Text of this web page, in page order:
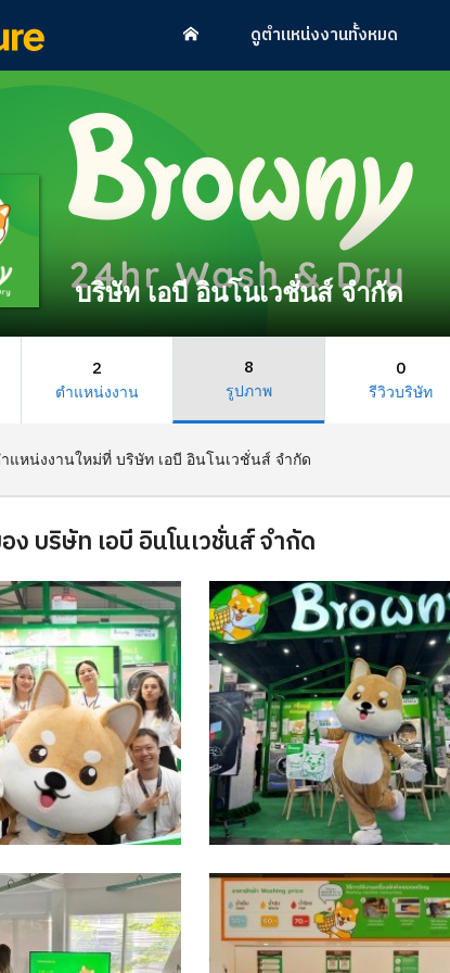
ดูตำแหน่งงานทั้งหมด
บริษัท เอบี อินโนเวชั่นส์ จำกัด
2
ตำแหน่งงาน
8
รูปภาพ
0
รีวิวบริษัท
แหน่งงานใหม่ที่ บริษัท เอบี อินโนเวชั่นส์ จำกัด
ง บริษัท เอบี อินโนเวชั่นส์ จำกัด